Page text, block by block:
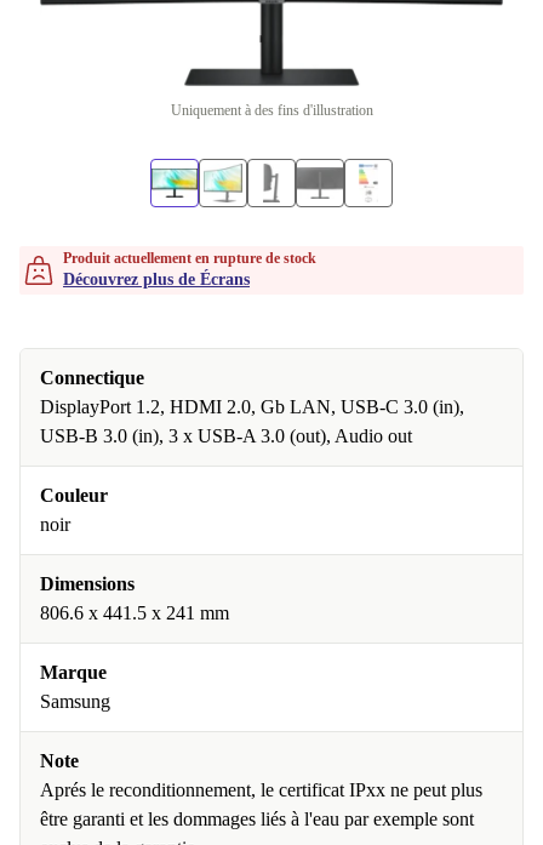
Uniquement à des fins d'illustration
Produit actuellement en rupture de stock
Découvrez plus de Écrans
Connectique
DisplayPort 1.2, HDMI 2.0, Gb LAN, USB-C 3.0 (in),
USB-B 3.0 (in), 3 x USB-A 3.0 (out), Audio out
Couleur
noir
Dimensions
806.6 x 441.5 x 241 mm
Marque
Samsung
Note
Aprés le reconditionnement, le certificat IPxx ne peut plus
être garanti et les dommages liés à l'eau par exemple sont